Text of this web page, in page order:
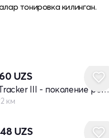
тонировка килинган.
UZS
Chevrolet Tracker III - поколение рестайлинг
км
UZS